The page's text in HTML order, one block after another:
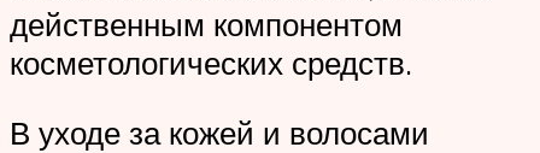
действенным компонентом
косметологических средств.
В уходе за кожей и волосами